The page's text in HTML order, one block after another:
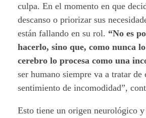
culpa. En el momento en que
descanso o priorizar sus
están fallando en su rol. “No es
hacerlo, sino que, como nunca
cerebro lo procesa como una
ser humano siempre va a tratar de
sentimiento de incomodidad”,
Esto tiene un origen neurológico